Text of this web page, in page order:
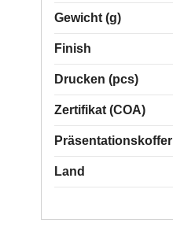
Gewicht (g)
Finish
Drucken (pcs)
Zertifikat (COA)
Präsentationskoffer
Land